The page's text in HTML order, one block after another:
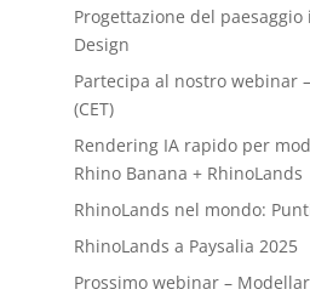
Progettazione del paesaggio
Design
Partecipa al nostro webinar
(CET)
Rendering IA rapido per
Rhino Banana + RhinoLands
RhinoLands nel mondo:
RhinoLands a Paysalia 2025
Prossimo webinar –